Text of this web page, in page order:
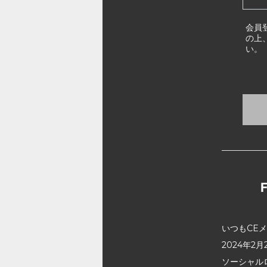
会員
の上
い。
いつもCE
2024年2月
ソーシャ